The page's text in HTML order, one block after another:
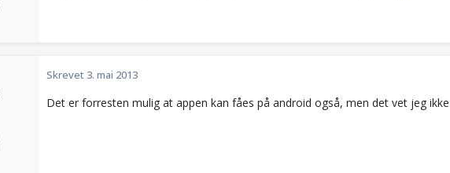
Skrevet 3. mai 2013
Det er forresten mulig at appen kan fåes på android også, men det vet jeg